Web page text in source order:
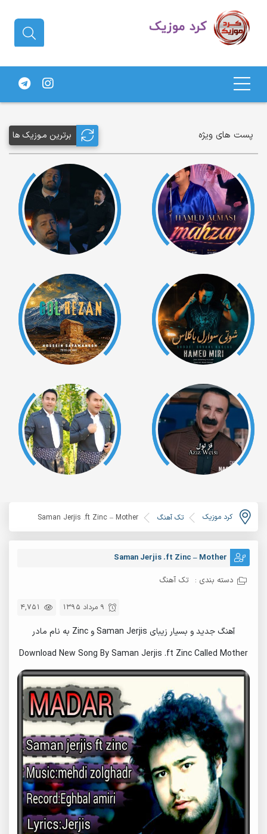
های کردی
پست های ویژه برترین مـوزیک ها
کرد موزیک تک آهنگ Saman Jerjis .ft Zinc – Mother
Saman Jerjis .ft Zinc – Mother
دسته بندی : تک آهنگ
4,751 9 مرداد 1395
آهنگ جدید و بسیار زیبای Saman Jerjis و Zinc به نام مادر
Download New Song By Saman Jerjis .ft Zinc Called Mother